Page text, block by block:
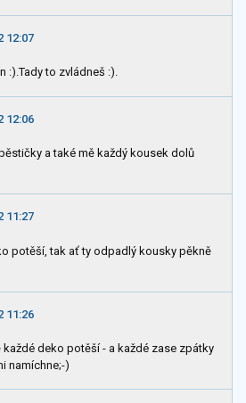
12:07
:).Tady to zvládneš :).
12:06
a také mě každý kousek dolů
11:27
potěší, tak ať ty odpadlý kousky pěkně
11:26
každé deko potěší - a každé zase zpátky
namíchne;-)